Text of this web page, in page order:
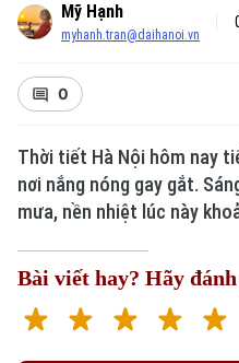
Mỹ Hạnh
myhanh.tran@daihanoi.vn
0
Thời tiết Hà Nội hôm nay
nơi nắng nóng gay gắt.
mưa, nền nhiệt lúc này
Bài viết hay? Hãy